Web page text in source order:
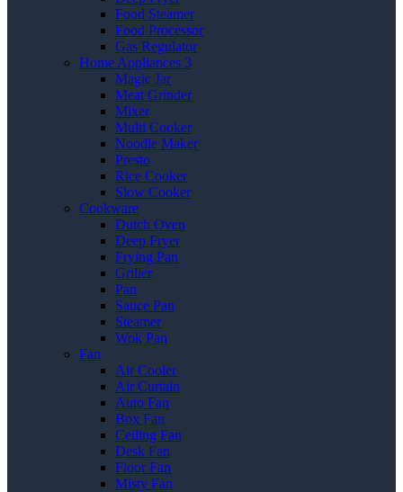
Food Steamer
Food Processor
Gas Regulator
Home Appliances 3
Magic Jar
Meat Grinder
Mixer
Multi Cooker
Noodle Maker
Presto
Rice Cooker
Slow Cooker
Cookware
Dutch Oven
Deep Fryer
Frying Pan
Griller
Pan
Sauce Pan
Steamer
Wok Pan
Fan
Air Cooler
Air Curtain
Auto Fan
Box Fan
Ceiling Fan
Desk Fan
Floor Fan
Misty Fan